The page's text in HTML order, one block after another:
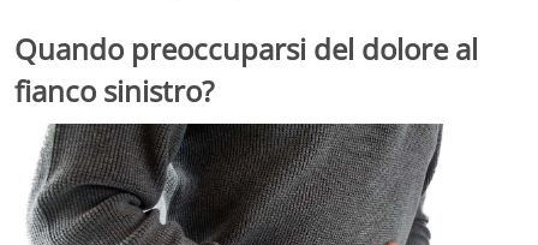
Quando preoccuparsi del dolore al
fianco sinistro?